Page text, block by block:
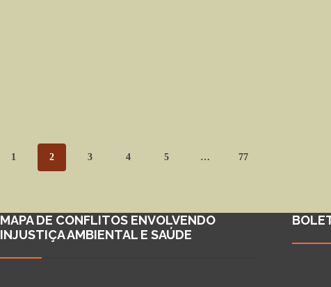
1 2 3 4 5 … 77
MAPA DE CONFLITOS ENVOLVENDO
INJUSTIÇA AMBIENTAL E SAÚDE